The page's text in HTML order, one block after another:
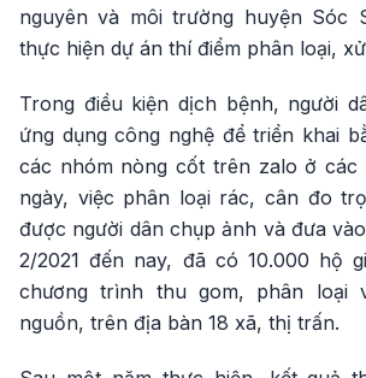
nguyên và môi trường huyện Sóc
thực hiện dự án thí điểm phân loại,
Trong điều kiện dịch bệnh, người
ứng dụng công nghệ để triển khai
các nhóm nòng cốt trên zalo ở các
ngày, việc phân loại rác, cân đo
được người dân chụp ảnh và đưa
2/2021 đến nay, đã có 10.000 hộ
chương trình thu gom, phân
nguồn, trên địa bàn 18 xã, thị trấn.